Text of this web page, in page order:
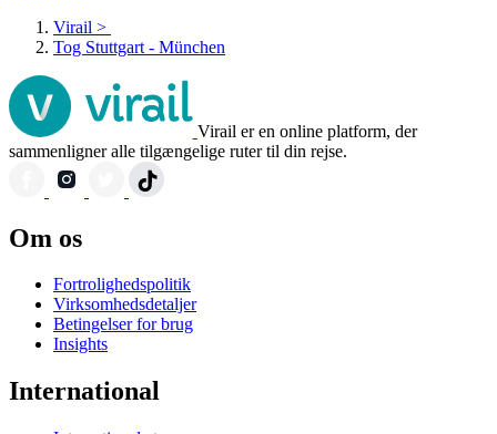
Virail >
Tog Stuttgart - München
Virail er en online platform, der
sammenligner alle tilgængelige ruter til din rejse.
Om os
Fortrolighedspolitik
Virksomhedsdetaljer
Betingelser for brug
Insights
International